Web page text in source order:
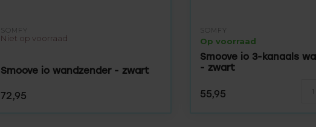
SOMFY
Niet op voorraad
Smoove io wandzender - zwart
72,95
SOMFY
Op voorraad
Smoove io 3-kanaals
- zwart
55,95